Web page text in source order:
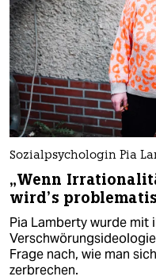
Sozialpsychologin Pia
„Wenn
wird’s
Pia Lamberty wurde mit
Frage nach, wie man
zerbrechen.